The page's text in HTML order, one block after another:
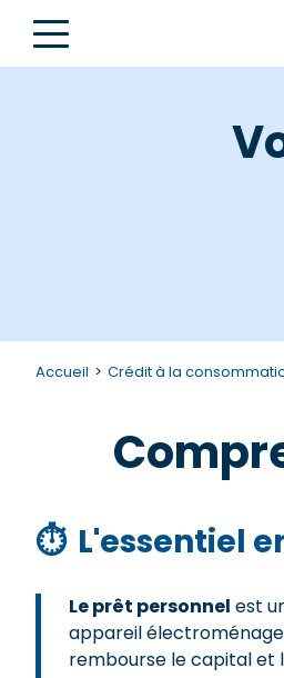
Accueil Crédit à la
⏱ L'essentiel
Le prêt personnel est
appareil
rembourse le capital et